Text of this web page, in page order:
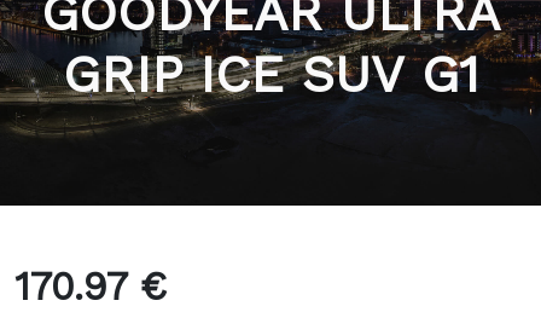
GOODYEAR ULTRA
GRIP ICE SUV G1
170.97 €